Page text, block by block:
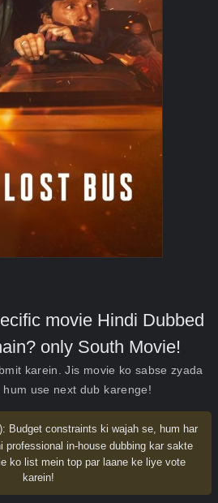
movie Hindi Dubbed
only South Movie!
karein. Jis movie ko sabse zyada
use next dub karenge!
Budget constraints ki wajah se, hum har
professional in-house dubbing kar sakte
ko list mein top par laane ke liye vote
karein!